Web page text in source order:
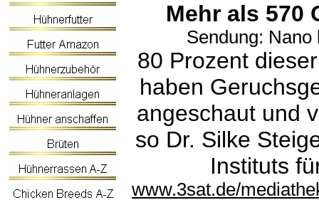
Mehr als 570
Sendung:
80 Prozent
haben
angeschaut und
so Dr. Silke
Instituts
www.3sat.de/